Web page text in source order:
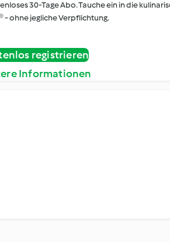
30-Tage Abo. Tauche ein in die
- ohne jegliche Verpflichtung.
registrieren
Informationen